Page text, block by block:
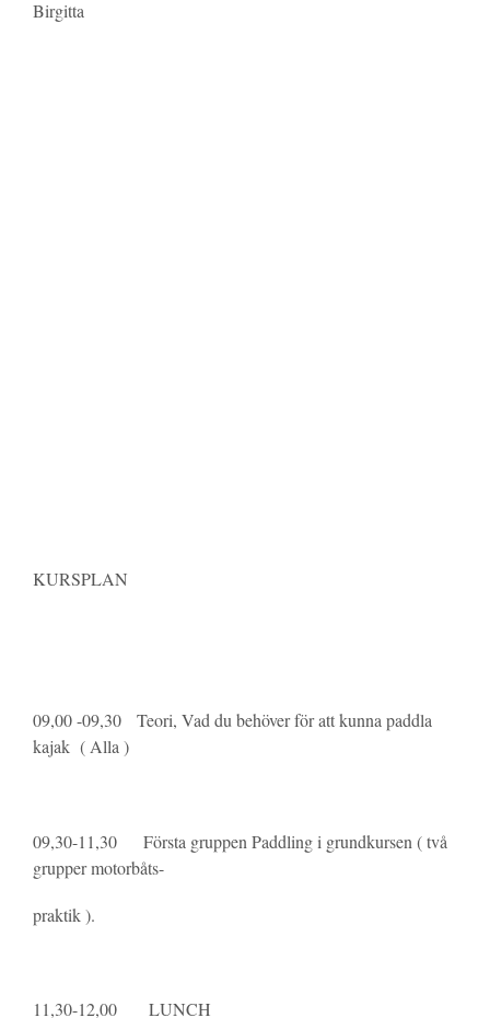
Birgitta
KURSPLAN
09,00 -09,30 Teori, Vad du behöver för att kunna paddla
kajak ( Alla )
09,30-11,30 Första gruppen Paddling i grundkursen ( två
grupper motorbåts-
praktik ).
11,30-12,00 LUNCH